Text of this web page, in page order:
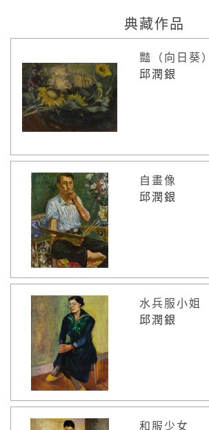
典藏作品
豔（向日葵）
邱潤銀
自畫像
邱潤銀
水兵服小姐
邱潤銀
和服少女